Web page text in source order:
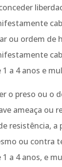
ou ordem de
a 4 anos e
o preso ou o
ameaça ou
resistência, a
ou contra
a 4 anos, e